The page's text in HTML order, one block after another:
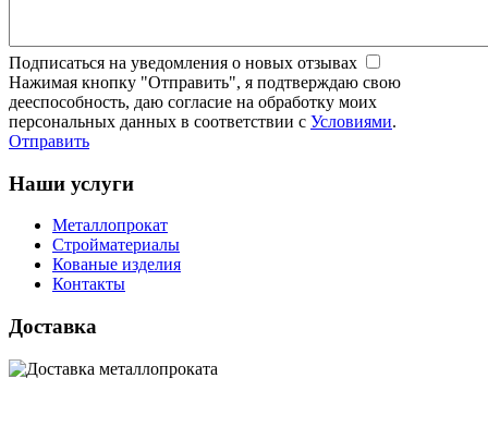
Подписаться на уведомления о новых отзывах
Нажимая кнопку "Отправить", я подтверждаю свою
дееспособность, даю согласие на обработку моих
персональных данных в соответствии с Условиями.
Отправить
Наши услуги
Металлопрокат
Стройматериалы
Кованые изделия
Контакты
Доставка